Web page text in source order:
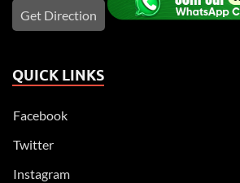
Get Direction
QUICK LINKS
Facebook
Twitter
Instagram